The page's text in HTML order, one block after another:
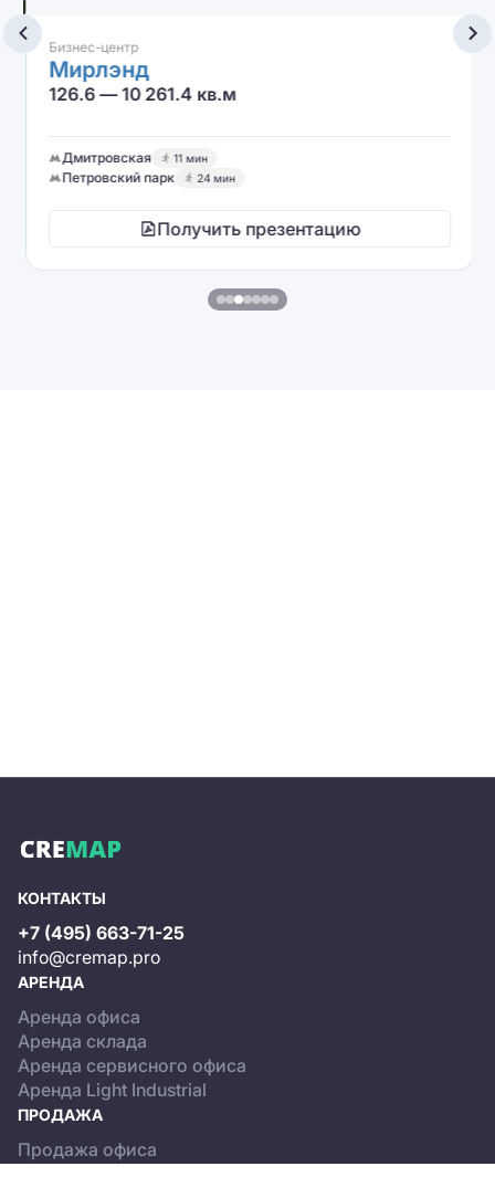
Бизнес-центр
Мирлэнд
126.6 — 10 261.4 кв.м
Дмитровская 11 мин
Петровский парк 24 мин
Получить презентацию
КОНТАКТЫ
+7 (495) 663-71-25
info@cremap.pro
АРЕНДА
Аренда офиса
Аренда склада
Аренда сервисного офиса
Аренда Light Industrial
ПРОДАЖА
Продажа офиса